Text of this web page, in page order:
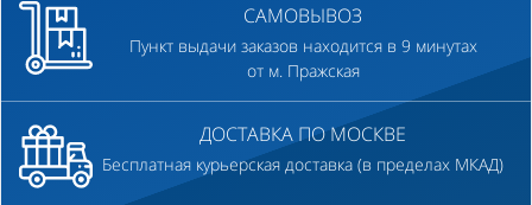
САМОВЫВОЗ
Пункт выдачи заказов находится в 9 минутах
от м. Пражская
ДОСТАВКА ПО МОСКВЕ
Бесплатная курьерская доставка (в пределах МКАД)